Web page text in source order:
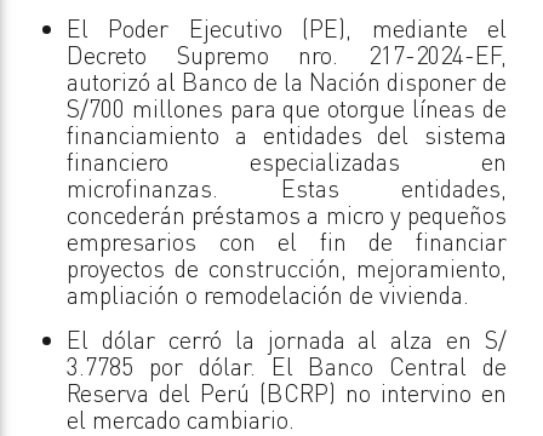
El Poder Ejecutivo (PE), mediante el
Decreto Supremo nro. 217-2024-EF,
autorizó al Banco de la Nación disponer de
S/700 millones para que otorgue líneas de
financiamiento a entidades del sistema
financiero especializadas en
microfinanzas. Estas entidades,
concederán préstamos a micro y pequeños
empresarios con el fin de financiar
proyectos de construcción, mejoramiento,
ampliación o remodelación de vivienda.
El dólar cerró la jornada al alza en S/
3.7785 por dólar. El Banco Central de
Reserva del Perú (BCRP) no intervino en
el mercado cambiario.